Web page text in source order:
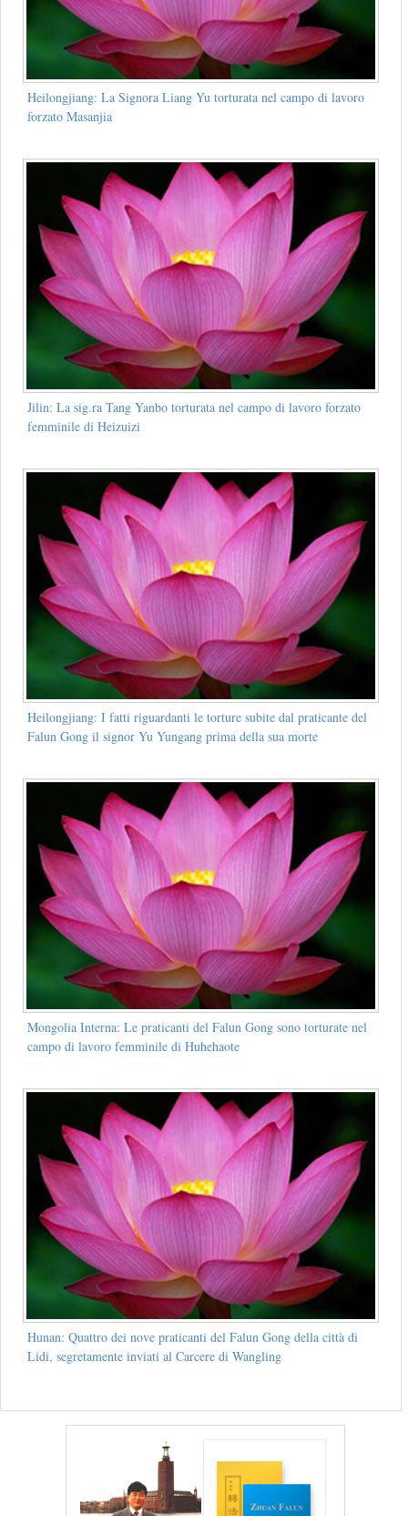
Heilongjiang: La Signora Liang Yu torturata nel campo di lavoro
forzato Masanjia
Jilin: La sig.ra Tang Yanbo torturata nel campo di lavoro forzato
femminile di Heizuizi
Heilongjiang: I fatti riguardanti le torture subite dal praticante del
Falun Gong il signor Yu Yungang prima della sua morte
Mongolia Interna: Le praticanti del Falun Gong sono torturate nel
campo di lavoro femminile di Huhehaote
Hunan: Quattro dei nove praticanti del Falun Gong della città di
Lidi, segretamente inviati al Carcere di Wangling